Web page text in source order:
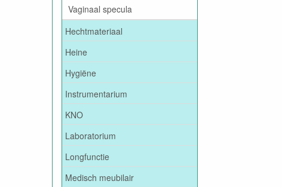
Vaginaal specula
Hechtmateriaal
Heine
Hygiëne
Instrumentarium
KNO
Laboratorium
Longfunctie
Medisch meubilair